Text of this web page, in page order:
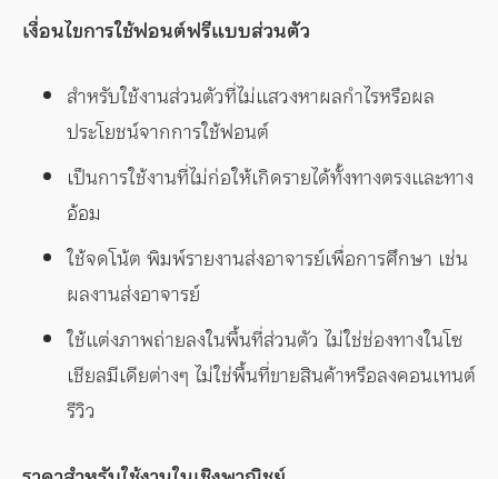
เงื่อนไขการใช้ฟอนต์ฟรีแบบส่วนตัว
สำหรับใช้งานส่วนตัวที่ไม่แสวงหาผลกำไรหรือผล
ประโยชน์จากการใช้ฟอนต์
เป็นการใช้งานที่ไม่ก่อให้เกิดรายได้ทั้งทางตรงและทาง
อ้อม
ใช้จดโน้ต พิมพ์รายงานส่งอาจารย์เพื่อการศึกษา เช่น
ผลงานส่งอาจารย์
ใช้แต่งภาพถ่ายลงในพื้นที่ส่วนตัว ไม่ใช่ช่องทางในโซ
เชียลมีเดียต่างๆ ไม่ใช่พื้นที่ขายสินค้าหรือลงคอนเทนต์
รีวิว